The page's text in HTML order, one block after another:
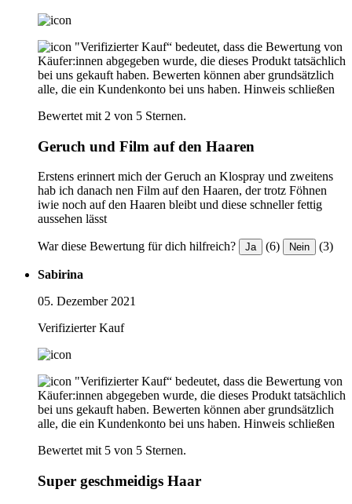
"Verifizierter Kauf“ bedeutet, dass die Bewertung von
Käufer:innen abgegeben wurde, die dieses Produkt tatsächlich
bei uns gekauft haben. Bewerten können aber grundsätzlich
alle, die ein Kundenkonto bei uns haben. Hinweis schließen
Bewertet mit 2 von 5 Sternen.
Geruch und Film auf den Haaren
Erstens erinnert mich der Geruch an Klospray und zweitens
hab ich danach nen Film auf den Haaren, der trotz Föhnen
iwie noch auf den Haaren bleibt und diese schneller fettig
aussehen lässt
War diese Bewertung für dich hilfreich? Ja (6) Nein (3)
Sabirina
05. Dezember 2021
Verifizierter Kauf
"Verifizierter Kauf“ bedeutet, dass die Bewertung von
Käufer:innen abgegeben wurde, die dieses Produkt tatsächlich
bei uns gekauft haben. Bewerten können aber grundsätzlich
alle, die ein Kundenkonto bei uns haben. Hinweis schließen
Bewertet mit 5 von 5 Sternen.
Super geschmeidigs Haar